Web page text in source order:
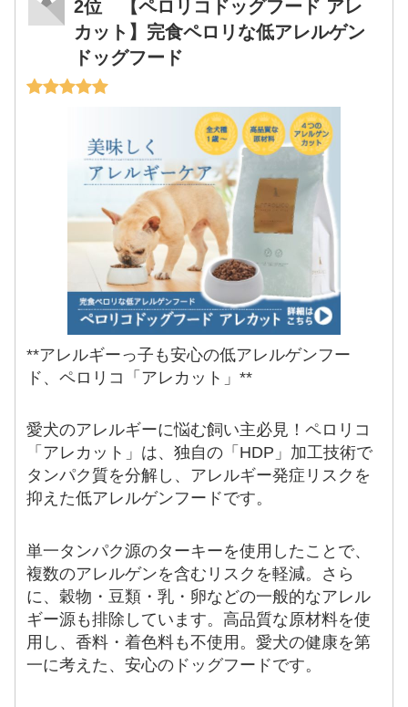
2位 【ペロリコドッグフード アレ
カット】完食ペロリな低アレルゲン
ドッグフード
**アレルギーっ子も安心の低アレルゲンフー
ド、ペロリコ「アレカット」**
愛犬のアレルギーに悩む飼い主必見！ペロリコ
「アレカット」は、独自の「HDP」加工技術で
タンパク質を分解し、アレルギー発症リスクを
抑えた低アレルゲンフードです。
単一タンパク源のターキーを使用したことで、
複数のアレルゲンを含むリスクを軽減。さら
に、穀物・豆類・乳・卵などの一般的なアレル
ギー源も排除しています。高品質な原材料を使
用し、香料・着色料も不使用。愛犬の健康を第
一に考えた、安心のドッグフードです。